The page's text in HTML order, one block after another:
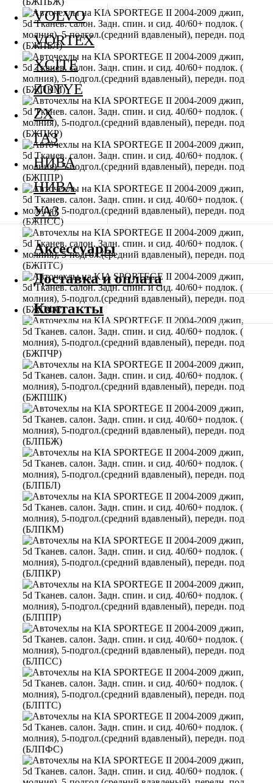
VOLVO
VORTEX
XCITE
ZOTYE
ZX
ГАЗ
НИВА
НИВА
УАЗ
Аксессуары
Доставка и оплата
Контакты